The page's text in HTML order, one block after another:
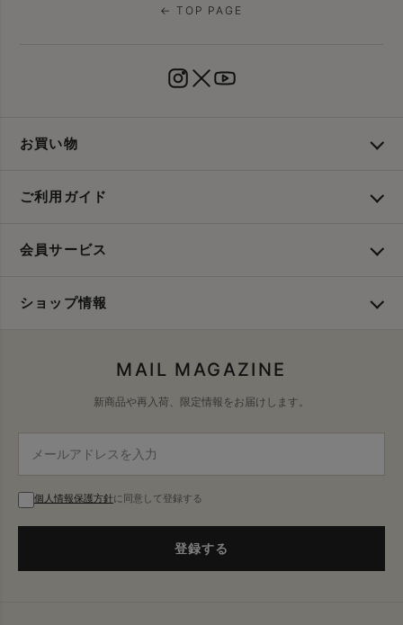
← TOP PAGE
お買い物
ご利用ガイド
会員サービス
ショップ情報
MAIL MAGAZINE
新商品や再入荷、限定情報をお届けします。
個人情報保護方針に同意して登録する
登録する